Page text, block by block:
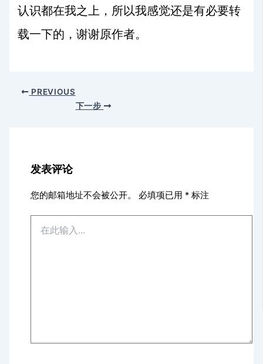
认识都在我之上，所以我感觉还是有必要转
载一下的，谢谢原作者。
PREVIOUS
下一步
发表评论
您的邮箱地址不会被公开。 必填项已用 * 标注